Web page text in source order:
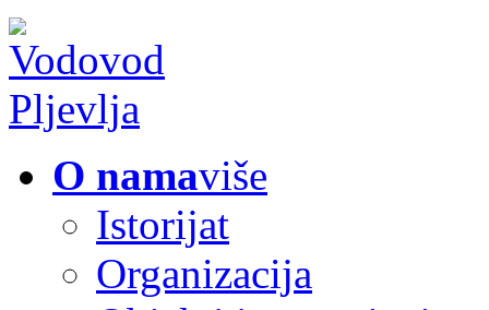
O namaviše
Istorijat
Organizacija